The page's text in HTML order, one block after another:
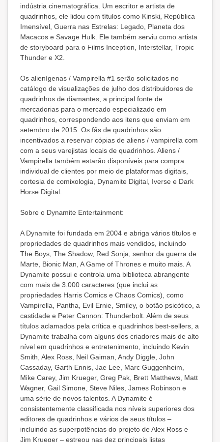
indústria cinematográfica. Um escritor e artista de
quadrinhos, ele lidou com títulos como Kinski, República
Imensível, Guerra nas Estrelas: Legado, Planeta dos
Macacos e Savage Hulk. Ele também serviu como artista
de storyboard para o Films Inception, Interstellar, Tropic
Thunder e X2.
Os alienígenas / Vampirella #1 serão solicitados no
catálogo de visualizações de julho dos distribuidores de
quadrinhos de diamantes, a principal fonte de
mercadorias para o mercado especializado em
quadrinhos, correspondendo aos itens que enviam em
setembro de 2015. Os fãs de quadrinhos são
incentivados a reservar cópias de aliens / vampirella com
com a seus varejistas locais de quadrinhos. Aliens /
Vampirella também estarão disponíveis para compra
individual de clientes por meio de plataformas digitais,
cortesia de comixologia, Dynamite Digital, Iverse e Dark
Horse Digital.
Sobre o Dynamite Entertainment:
A Dynamite foi fundada em 2004 e abriga vários títulos e
propriedades de quadrinhos mais vendidos, incluindo
The Boys, The Shadow, Red Sonja, senhor da guerra de
Marte, Bionic Man, A Game of Thrones e muito mais. A
Dynamite possui e controla uma biblioteca abrangente
com mais de 3.000 caracteres (que inclui as
propriedades Harris Comics e Chaos Comics), como
Vampirella, Pantha, Evil Ernie, Smiley, o botão psicótico, a
castidade e Peter Cannon: Thunderbolt. Além de seus
títulos aclamados pela crítica e quadrinhos best-sellers, a
Dynamite trabalha com alguns dos criadores mais de alto
nível em quadrinhos e entretenimento, incluindo Kevin
Smith, Alex Ross, Neil Gaiman, Andy Diggle, John
Cassaday, Garth Ennis, Jae Lee, Marc Guggenheim,
Mike Carey, Jim Krueger, Greg Pak, Brett Matthews, Matt
Wagner, Gail Simone, Steve Niles, James Robinson e
uma série de novos talentos. A Dynamite é
consistentemente classificada nos níveis superiores dos
editores de quadrinhos e vários de seus títulos –
incluindo as superpotências do projeto de Alex Ross e
Jim Krueger – estreou nas dez principais listas